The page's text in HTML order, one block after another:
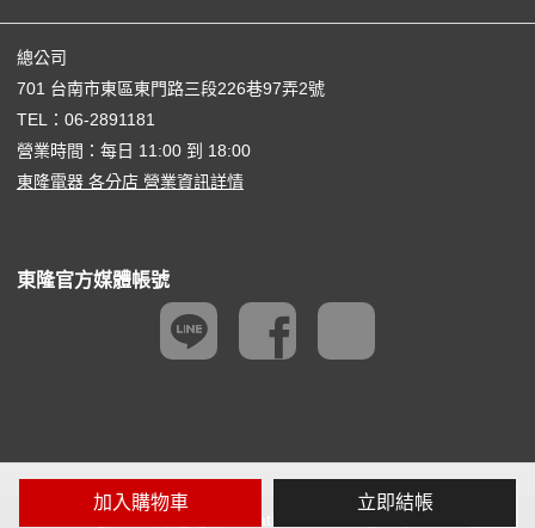
加入購物車 立即結帳
總公司
701 台南市東區東門路三段226巷97弄2號
TEL： 06-2891181
營業時間：每日 11:00 到 18:00
東隆電器 各分店 營業資訊詳情
東隆官方媒體帳號